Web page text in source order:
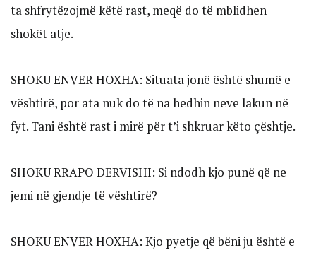
ta shfrytëzojmë këtë rast, meqë do të mblidhen
shokët atje.
SHOKU ENVER HOXHA: Situata jonë është shumë e
vështirë, por ata nuk do të na hedhin neve lakun në
fyt. Tani është rast i mirë për t’i shkruar këto çështje.
SHOKU RRAPO DERVISHI: Si ndodh kjo punë që ne
jemi në gjendje të vështirë?
SHOKU ENVER HOXHA: Kjo pyetje që bëni ju është e